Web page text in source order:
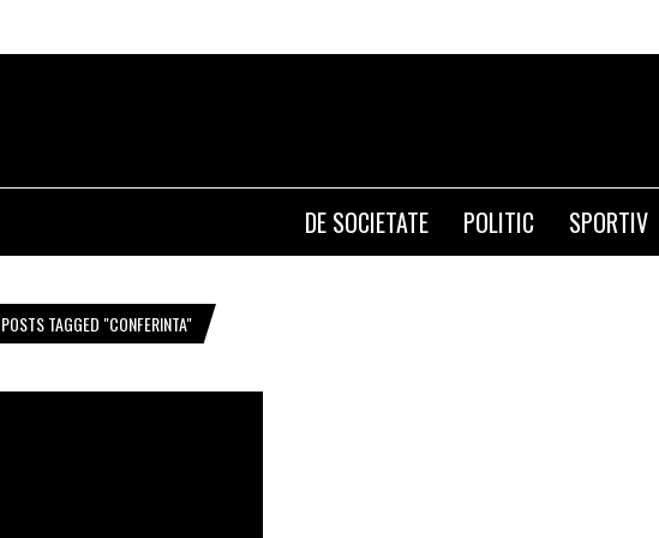
DE SOCIETATE POLITIC SPORTIV
POSTS TAGGED "CONFERINTA"